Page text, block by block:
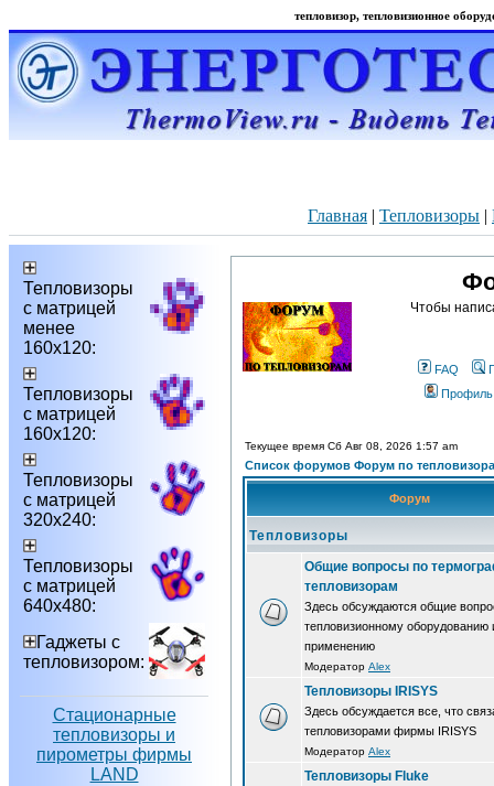
тепловизор, тепловизионное
Главная | Тепловизоры |
Тепловизоры
с матрицей
менее
160х120:
Тепловизоры
с матрицей
160х120:
Тепловизоры
с матрицей
320х240:
Тепловизоры
с матрицей
640х480:
Гаджеты с
тепловизором:
Стационарные
тепловизоры и
пирометры фирмы
LAND
Чтобы
FAQ
Профиль
Текущее время Сб Авг 08, 2026 1:57 am
Список форумов Форум по
Форум
Тепловизоры
Общие вопросы по
тепловизорам
Здесь обсуждаются общие
тепловизионному оборудованию
применению
Модератор Alex
Тепловизоры IRISYS
Здесь обсуждается все, что
тепловизорами фирмы IRISYS
Модератор Alex
Тепловизоры Fluke